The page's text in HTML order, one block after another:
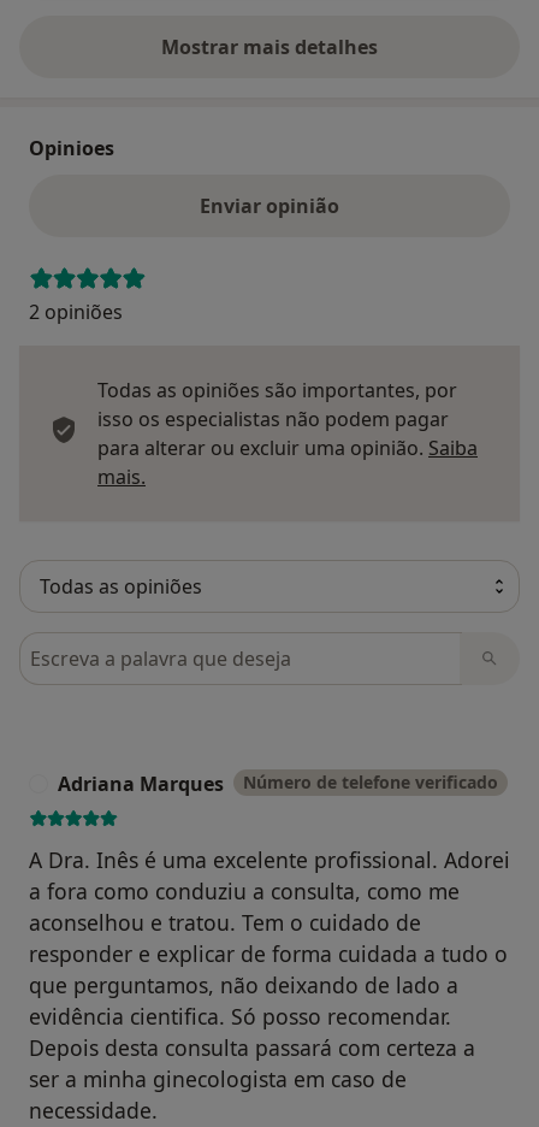
Mostrar mais detalhes
sobre o endereço
Opinioes
Enviar opinião
2 opiniões
Todas as opiniões são importantes, por
isso os especialistas não podem pagar
para alterar ou excluir uma opinião. Saiba
mais.
Pesquisar em opiniões
Adriana Marques Número de telefone verificado
A Dra. Inês é uma excelente profissional. Adorei
a fora como conduziu a consulta, como me
aconselhou e tratou. Tem o cuidado de
responder e explicar de forma cuidada a tudo o
que perguntamos, não deixando de lado a
evidência cientifica. Só posso recomendar.
Depois desta consulta passará com certeza a
ser a minha ginecologista em caso de
necessidade.